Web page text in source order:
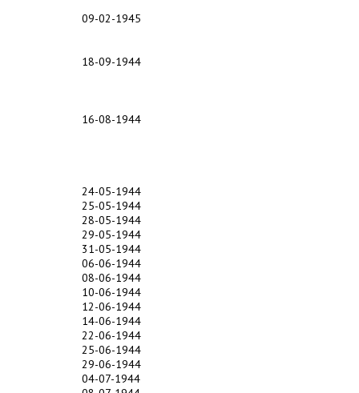
09-02-1945
18-09-1944
16-08-1944
24-05-1944
25-05-1944
28-05-1944
29-05-1944
31-05-1944
06-06-1944
08-06-1944
10-06-1944
12-06-1944
14-06-1944
22-06-1944
25-06-1944
29-06-1944
04-07-1944